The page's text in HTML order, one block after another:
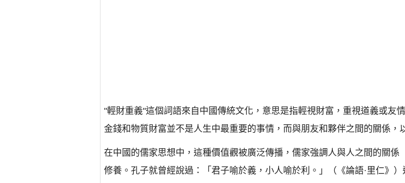
"輕財重義"這個詞語來自中國傳統文化，意思是指輕視財富，重視道義或友
金錢和物質財富並不是人生中最重要的事情，而與朋友和夥伴之間的關係，
在中國的儒家思想中，這種價值觀被廣泛傳播，儒家強調人與人之間的關係
修養。孔子就曾經說過：「君子喻於義，小人喻於利。」（《論語·里仁》